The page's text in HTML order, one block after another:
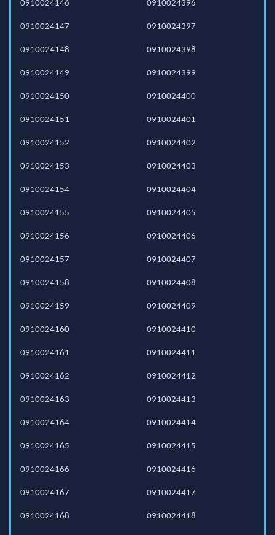
0910024146
0910024147
0910024148
0910024149
0910024150
0910024151
0910024152
0910024153
0910024154
0910024155
0910024156
0910024157
0910024158
0910024159
0910024160
0910024161
0910024162
0910024163
0910024164
0910024165
0910024166
0910024167
0910024168
0910024396
0910024397
0910024398
0910024399
0910024400
0910024401
0910024402
0910024403
0910024404
0910024405
0910024406
0910024407
0910024408
0910024409
0910024410
0910024411
0910024412
0910024413
0910024414
0910024415
0910024416
0910024417
0910024418